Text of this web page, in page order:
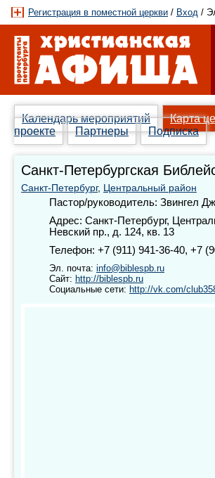
Регистрация в поместной церкви / Вход /
Календарь мероприятий Карта
проекте
Партнеры Подписка
Санкт-Петербургская
Санкт-Петербург, Центральный район
Пастор/руководитель: Звингел
Адрес: Санкт-Петербург,
Невский пр., д. 124, кв. 13
Телефон: +7 (911) 941-36-40, +7
Эл. почта: info@biblespb.ru
Сайт: http://biblespb.ru
Социальные сети: http://vk.com/